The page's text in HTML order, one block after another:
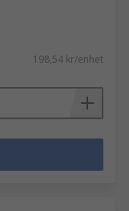
198,54 kr/enhet